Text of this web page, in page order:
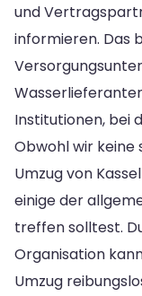
und
informieren. Das
Institutionen, bei
Obwohl wir
Umzug von
einige der
treffen solltest.
Organisation
Umzug